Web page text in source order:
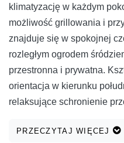
klimatyzację w każdym
możliwość grillowania i
znajduje się w spokojnej
rozległym ogrodem
przestronna i prywatna.
orientacja w kierunku
relaksujące schronienie
idealny dom wakacyjny
PRZECZYTAJ WIĘCEJ